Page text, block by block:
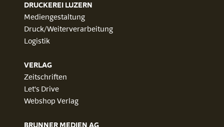
DRUCKEREI LUZERN
Mediengestaltung
Druck/Weiterverarbeitung
Logistik
VERLAG
Zeitschriften
Let's Drive
Webshop Verlag